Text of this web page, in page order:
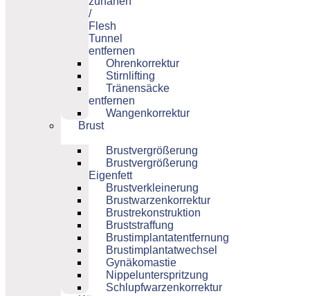
/
Flesh
Tunnel
entfernen
Ohrenkorrektur
Stirnlifting
Tränensäcke
entfernen
Wangenkorrektur
Brust
Brustvergrößerung
Brustvergrößerung
Eigenfett
Brustverkleinerung
Brustwarzenkorrektur
Brustrekonstruktion
Bruststraffung
Brustimplantatentfernung
Brustimplantatwechsel
Gynäkomastie
Nippelunterspritzung
Schlupfwarzenkorrektur